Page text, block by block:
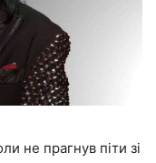
не прагнув піти зі